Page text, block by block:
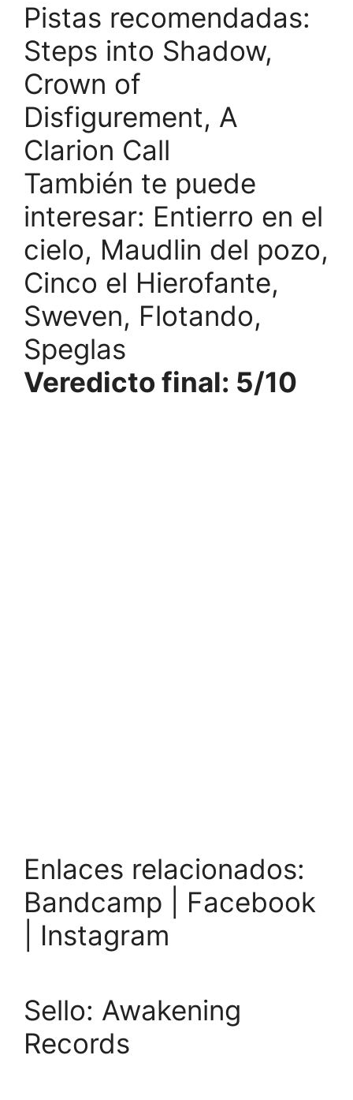
Pistas recomendadas:
Steps into Shadow,
Crown of
Disfigurement, A
Clarion Call
También te puede
interesar: Entierro en el
cielo, Maudlin del pozo,
Cinco el Hierofante,
Sweven, Flotando,
Speglas
Veredicto final: 5/10
Enlaces relacionados:
Bandcamp | Facebook
| Instagram
Sello: Awakening
Records